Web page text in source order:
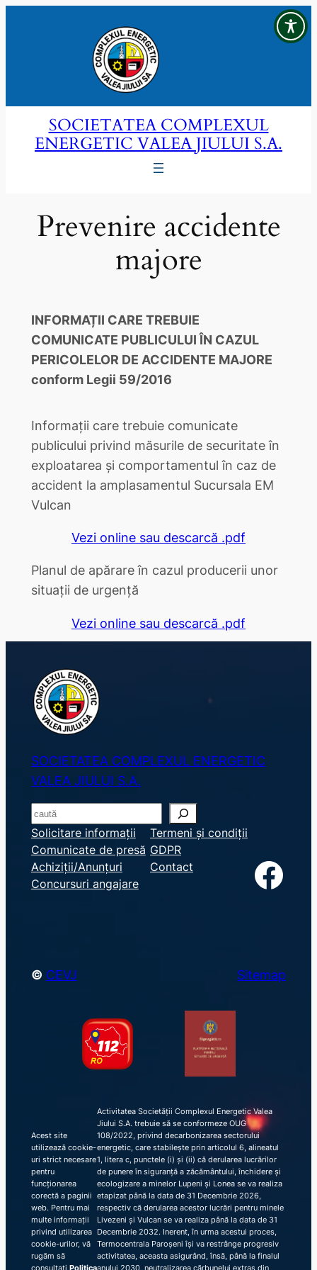
SOCIETATEA COMPLEXUL
ENERGETIC VALEA JIULUI S.A.
Prevenire accidente
majore
INFORMAȚII CARE TREBUIE
COMUNICATE PUBLICULUIÎN CAZUL
PERICOLELOR DE ACCIDENTE MAJORE
conform Legii 59/2016
Informații care trebuie comunicate
publicului privind măsurile de securitate în
exploatarea și comportamentul în caz de
accident la amplasamentul Sucursala EM
Vulcan
Vezi online sau descarcă .pdf
Planul de apărare în cazul producerii unor
situații de urgență
Vezi online sau descarcă .pdf
SOCIETATEA COMPLEXUL ENERGETIC
VALEA JIULUI S.A.
S
e
a
r
c
Solicitare informații
Comunicate de presă
Achiziții/Anunțuri
Concursuri angajare
Termeni și condiții
GDPR
Contact
Facebook
© CEVJ Sitemap
Acest site
utilizează cookie-
uri strict necesare
pentru
funcționarea
corectă a paginii
web. Pentru mai
multe informații
privind utilizarea
cookie-urilor, vă
rugăm să
consultați Politica
Activitatea Societății Complexul Energetic Valea
Jiului S.A. trebuie să se conformeze OUG
108/2022, privind decarbonizarea sectorului
energetic, care stabilește prin articolul 6, alineatul
1, litera c, punctele (i) și (ii) că derularea lucrărilor
de punere în siguranță a zăcământului, închidere și
ecologizare a minelor Lupeni și Lonea se va realiza
etapizat până la data de 31 Decembrie 2026,
respectiv că derularea acestor lucrări pentru minele
Livezeni și Vulcan se va realiza până la data de 31
Decembrie 2032. Inerent, în urma acestui proces,
Termocentrala Paroșeni își va restrânge progresiv
activitatea, aceasta asigurând, însă, până la finalul
anului 2030, neutralizarea cărbunelui extras din